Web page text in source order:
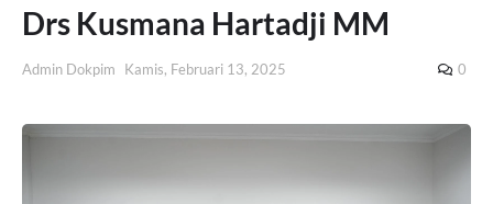
Drs Kusmana Hartadji MM
Admin Dokpim Kamis, Februari 13, 2025 0